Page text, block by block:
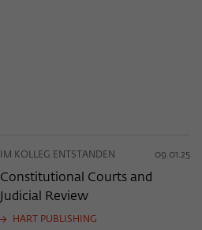
IM KOLLEG ENTSTANDEN 09.01.25
Constitutional Courts and
Judicial Review
HART PUBLISHING